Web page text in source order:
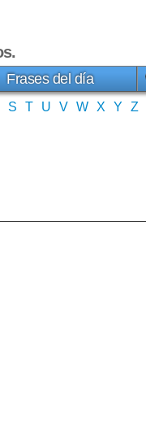
.
Frases del día
S T U V W X Y Z